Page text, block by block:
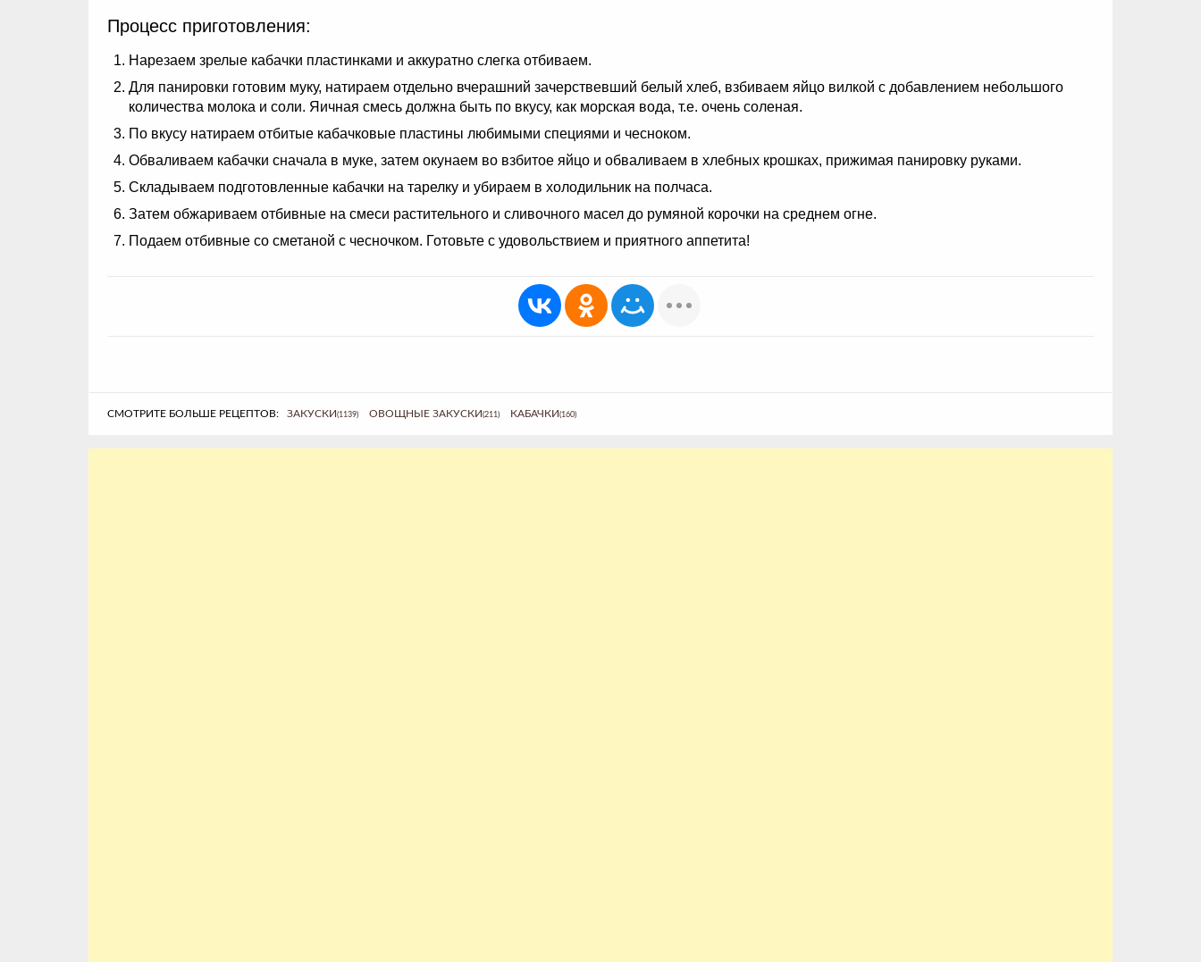
Процесс приготовления:
Нарезаем зрелые кабачки пластинками и аккуратно слегка отбиваем.
Для панировки готовим муку, натираем отдельно вчерашний зачерствевший белый хлеб, взбиваем яйцо вилкой с добавлением небольшого
количества молока и соли. Яичная смесь должна быть по вкусу, как морская вода, т.е. очень соленая.
По вкусу натираем отбитые кабачковые пластины любимыми специями и чесноком.
Обваливаем кабачки сначала в муке, затем окунаем во взбитое яйцо и обваливаем в хлебных крошках, прижимая панировку руками.
Складываем подготовленные кабачки на тарелку и убираем в холодильник на полчаса.
Затем обжариваем отбивные на смеси растительного и сливочного масел до румяной корочки на среднем огне.
Подаем отбивные со сметаной с чесночком. Готовьте с удовольствием и приятного аппетита!
СМОТРИТЕ БОЛЬШЕ РЕЦЕПТОВ: ЗАКУСКИ(1139) ОВОЩНЫЕ ЗАКУСКИ(211) КАБАЧКИ(160)